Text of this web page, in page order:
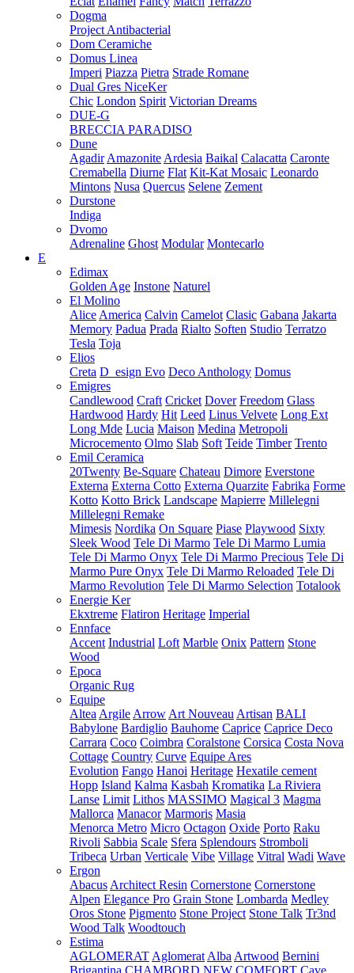
Dogma
Project Antibacterial
Dom Ceramiche
Domus Linea
Imperi Piazza Pietra Strade Romane
Dual Gres NiceKer
Chic London Spirit Victorian Dreams
DUE-G
BRECCIA PARADISO
Dune
Agadir Amazonite Ardesia Baikal Calacatta Caronte
Cremabella Diurne Flat Kit-Kat Mosaic Leonardo
Mintons Nusa Quercus Selene Zement
Durstone
Indiga
Dvomo
Adrenaline Ghost Modular Montecarlo
E
Edimax
Golden Age Instone Naturel
El Molino
Alice America Calvin Camelot Clasic Gabana Jakarta
Memory Padua Prada Rialto Soften Studio Terratzo
Tesla Toja
Elios
Creta D_esign Evo Deco Anthology Domus
Emigres
Candlewood Craft Cricket Dover Freedom Glass
Hardwood Hardy Hit Leed Linus Velvete Long Ext
Long Mde Lucia Maison Medina Metropoli
Microcemento Olmo Slab Soft Teide Timber Trento
Emil Ceramica
20Twenty Be-Square Chateau Dimore Everstone
Externa Externa Cotto Externa Quarzite Fabrika Forme
Kotto Kotto Brick Landscape Mapierre Millelegni
Millelegni Remake
Mimesis Nordika On Square Piase Playwood Sixty
Sleek Wood Tele Di Marmo Tele Di Marmo Lumia
Tele Di Marmo Onyx Tele Di Marmo Precious Tele Di
Marmo Pure Onyx Tele Di Marmo Reloaded Tele Di
Marmo Revolution Tele Di Marmo Selection Totalook
Energie Ker
Ekxtreme Flatiron Heritage Imperial
Ennface
Accent Industrial Loft Marble Onix Pattern Stone
Wood
Epoca
Organic Rug
Equipe
Altea Argile Arrow Art Nouveau Artisan BALI
Babylone Bardiglio Bauhome Caprice Caprice Deco
Carrara Coco Coimbra Coralstone Corsica Costa Nova
Cottage Country Curve Equipe Ares
Evolution Fango Hanoi Heritage Hexatile cement
Hopp Island Kalma Kasbah Kromatika La Riviera
Lanse Limit Lithos MASSIMO Magical 3 Magma
Mallorca Manacor Marmoris Masia
Menorca Metro Micro Octagon Oxide Porto Raku
Rivoli Sabbia Scale Sfera Splendours Stromboli
Tribeca Urban Verticale Vibe Village Vitral Wadi Wave
Ergon
Abacus Architect Resin Cornerstone Cornerstone
Alpen Elegance Pro Grain Stone Lombarda Medley
Oros Stone Pigmento Stone Project Stone Talk Tr3nd
Wood Talk Woodtouch
Estima
AGLOMERAT Aglomerat Alba Artwood Bernini